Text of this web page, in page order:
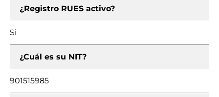
¿Registro RUES activo?
Si
¿Cuál es su NIT?
901515985